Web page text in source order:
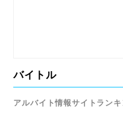
バイトル
アルバイト情報サイトラン